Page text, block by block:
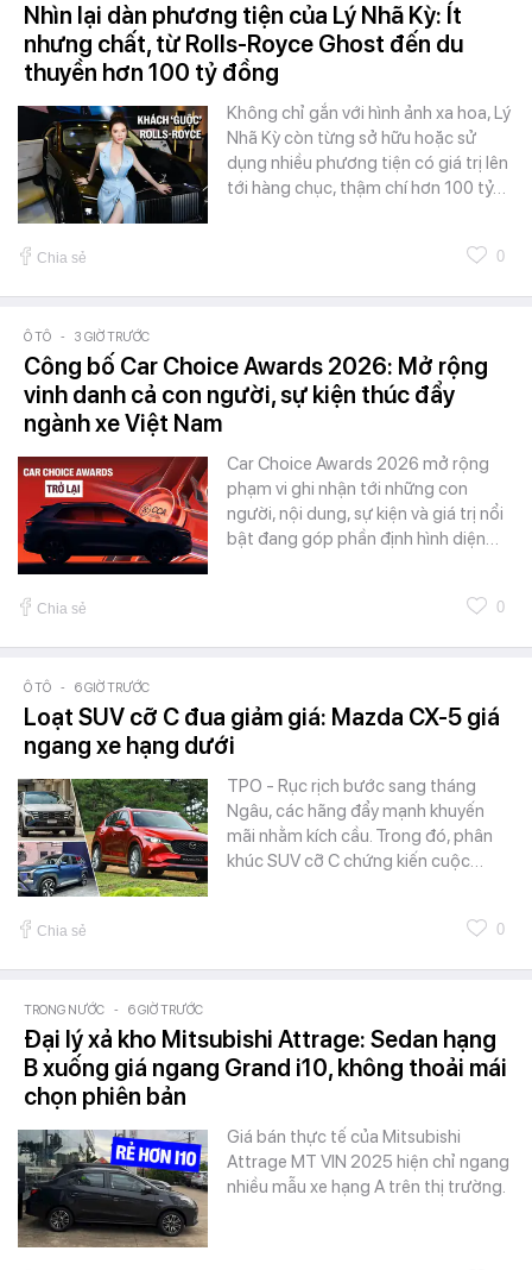
Nhìn lại dàn phương tiện của Lý Nhã Kỳ: Ít
nhưng chất, từ Rolls-Royce Ghost đến du
thuyền hơn 100 tỷ đồng
Không chỉ gắn với hình ảnh xa hoa, Lý
Nhã Kỳ còn từng sở hữu hoặc sử
dụng nhiều phương tiện có giá trị lên
tới hàng chục, thậm chí hơn 100 tỷ…
Chia sẻ 0
Ô TÔ - 3 GIỜ TRƯỚC
Công bố Car Choice Awards 2026: Mở rộng
vinh danh cả con người, sự kiện thúc đẩy
ngành xe Việt Nam
Car Choice Awards 2026 mở rộng
phạm vi ghi nhận tới những con
người, nội dung, sự kiện và giá trị nổi
bật đang góp phần định hình diện…
Chia sẻ 0
Ô TÔ - 6 GIỜ TRƯỚC
Loạt SUV cỡ C đua giảm giá: Mazda CX-5 giá
ngang xe hạng dưới
TPO - Rục rịch bước sang tháng
Ngâu, các hãng đẩy mạnh khuyến
mãi nhằm kích cầu. Trong đó, phân
khúc SUV cỡ C chứng kiến cuộc…
Chia sẻ 0
TRONG NƯỚC - 6 GIỜ TRƯỚC
Đại lý xả kho Mitsubishi Attrage: Sedan hạng
B xuống giá ngang Grand i10, không thoải mái
chọn phiên bản
Giá bán thực tế của Mitsubishi
Attrage MT VIN 2025 hiện chỉ ngang
nhiều mẫu xe hạng A trên thị trường.